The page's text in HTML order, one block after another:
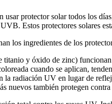
usar protector solar todos los
UVB. Estos protectores solares
los ingredientes de los
y óxido de zinc)
cuando se aplican,
la radiación UV en lugar de
nuevos también protegen